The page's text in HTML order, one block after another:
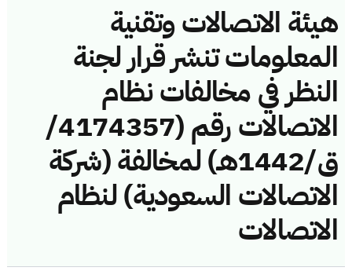
هيئة الاتصالات وتقنية
المعلومات تنشر قرار لجنة
النظر في مخالفات نظام
الاتصالات رقم (4174357/
ق/1442هـ) لمخالفة (شركة
الاتصالات السعودية) لنظام
الاتصالات